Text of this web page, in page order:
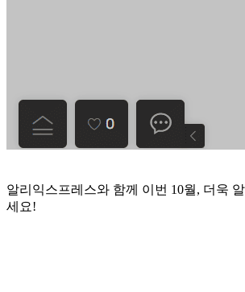
알리익스프레스와 함께 이번 10월, 더욱
세요!